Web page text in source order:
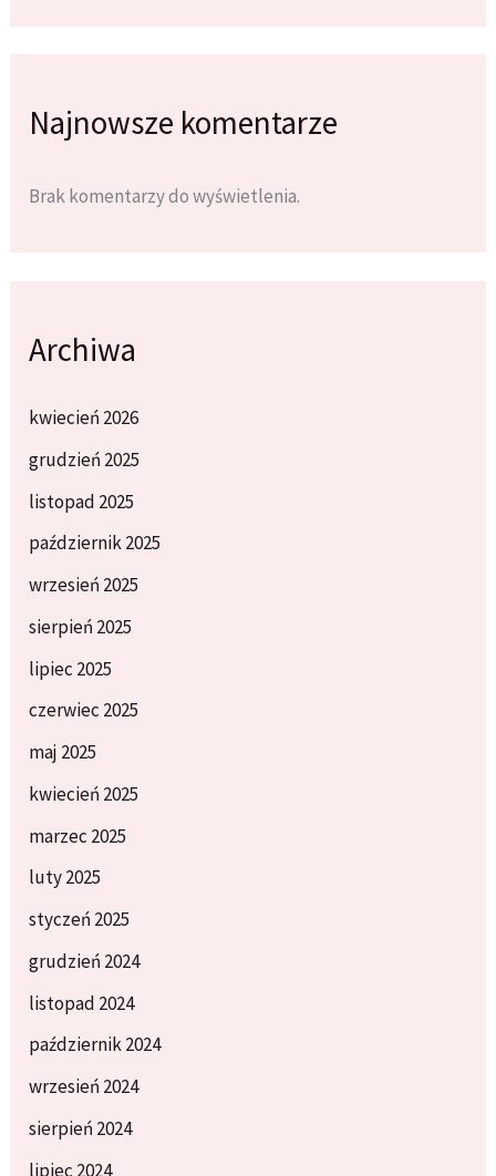
Najnowsze komentarze
Brak komentarzy do wyświetlenia.
Archiwa
kwiecień 2026
grudzień 2025
listopad 2025
październik 2025
wrzesień 2025
sierpień 2025
lipiec 2025
czerwiec 2025
maj 2025
kwiecień 2025
marzec 2025
luty 2025
styczeń 2025
grudzień 2024
listopad 2024
październik 2024
wrzesień 2024
sierpień 2024
lipiec 2024